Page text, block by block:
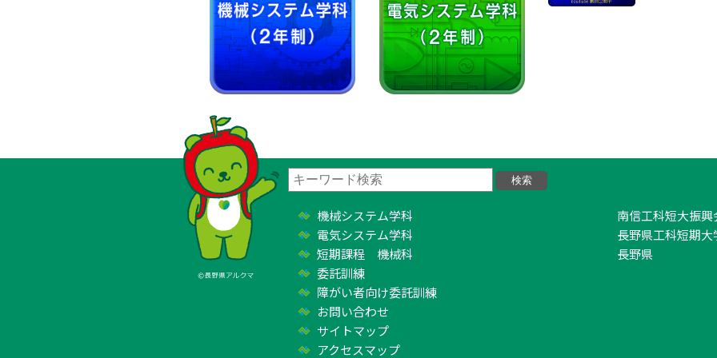
機械システム学科
電気システム学科
短期課程 機械科
委託訓練
障がい者向け委託訓練
お問い合わせ
サイトマップ
アクセスマップ
南信工科短大振興
長野県工科短期大
長野県